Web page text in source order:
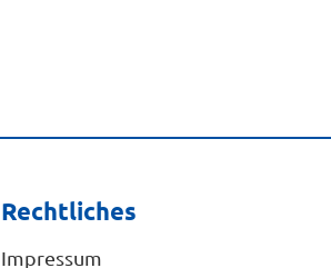
Rechtliches
Impressum